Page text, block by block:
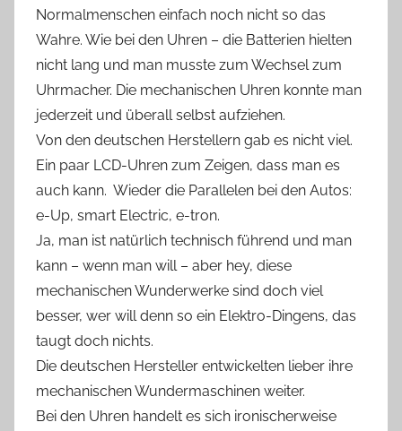
Normalmenschen einfach noch nicht so das
Wahre. Wie bei den Uhren – die Batterien hielten
nicht lang und man musste zum Wechsel zum
Uhrmacher. Die mechanischen Uhren konnte man
jederzeit und überall selbst aufziehen.
Von den deutschen Herstellern gab es nicht viel.
Ein paar LCD-Uhren zum Zeigen, dass man es
auch kann. Wieder die Parallelen bei den Autos:
e-Up, smart Electric, e-tron.
Ja, man ist natürlich technisch führend und man
kann – wenn man will – aber hey, diese
mechanischen Wunderwerke sind doch viel
besser, wer will denn so ein Elektro-Dingens, das
taugt doch nichts.
Die deutschen Hersteller entwickelten lieber ihre
mechanischen Wundermaschinen weiter.
Bei den Uhren handelt es sich ironischerweise